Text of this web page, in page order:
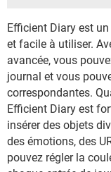
Efficient Diary est
et facile à utiliser.
avancée, vous
journal et vous
correspondantes.
Efficient Diary est
insérer des objets
des émotions, des
pouvez régler la